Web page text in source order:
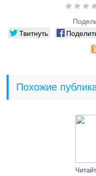
Твитнуть
Похожие